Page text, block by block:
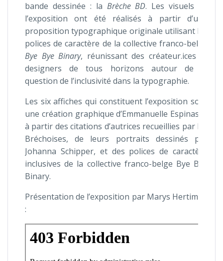
bande dessinée : la Brèche BD. Les visuels de
l’exposition ont été réalisés à partir d’une
proposition typographique originale utilisant les
polices de caractère de la collective franco-belge
Bye Bye Binary, réunissant des créateur.ices et
designers de tous horizons autour de la
question de l’inclusivité dans la typographie.
Les six affiches qui constituent l’exposition sont
une création graphique d’Emmanuelle Espinasse
à partir des citations d’autrices recueillies par les
Bréchoises, de leurs portraits dessinés par
Johanna Schipper, et des polices de caractère
inclusives de la collective franco-belge Bye Bye
Binary.
Présentation de l’exposition par Marys Hertiman
: